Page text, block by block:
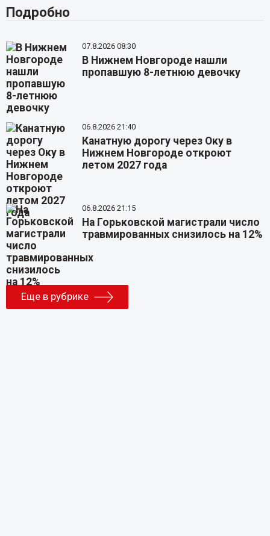
Подробно
07.8.2026 08:30
В Нижнем Новгороде нашли
пропавшую 8-летнюю девочку
06.8.2026 21:40
Канатную дорогу через Оку в
Нижнем Новгороде откроют
летом 2027 года
06.8.2026 21:15
На Горьковской магистрали число
травмированных снизилось на 12%
Еще в рубрике